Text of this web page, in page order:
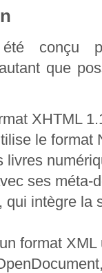
conçu
que
XHTML
le format
livres
ses méta-
qui intègre la
format